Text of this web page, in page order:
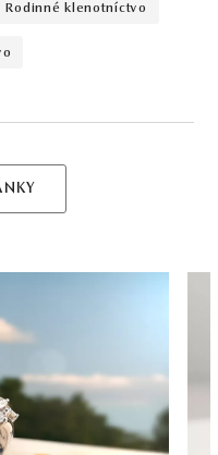
rodinné klenotníctvo